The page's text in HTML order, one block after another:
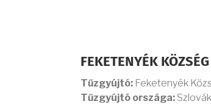
FEKETENYÉK KÖZSÉG
Tűzgyújtó: Feketenyék
Tűzgyújtó országa: